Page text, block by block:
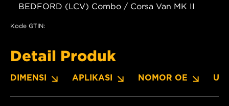
BEDFORD (LCV) Combo / Corsa Van MK II
Kode GTIN:
Detail Produk
DIMENSI APLIKASI NOMOR OE